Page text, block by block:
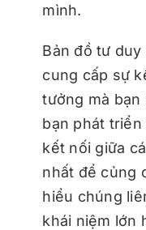
mình.
Bản đồ tư
cung cấp sự
tưởng mà bạn
bạn phát
kết nối giữa
nhất để củng
hiểu chúng
khái niệm lớn